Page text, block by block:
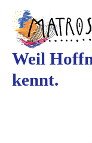
springen
Inhalt
springen
Weil
kennt.